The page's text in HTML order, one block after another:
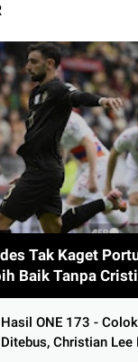
Tak Kaget
Baik Tanpa
9 Gol
Hasil ONE 173 -
Ditebus, Christian Lee